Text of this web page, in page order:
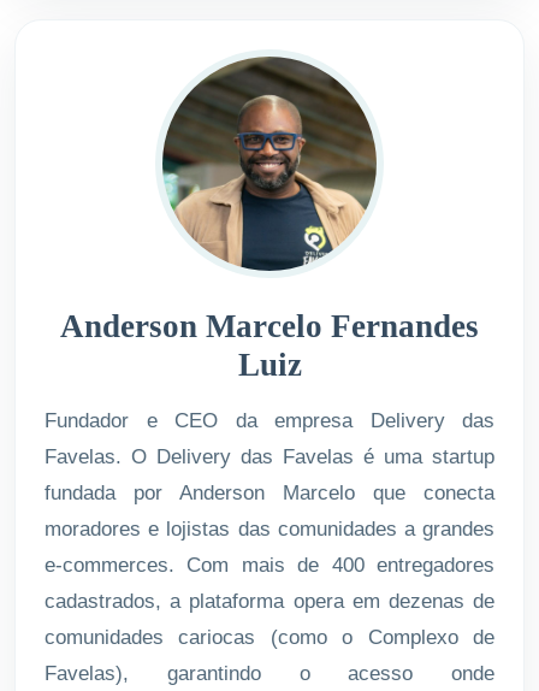
Anderson Marcelo Fernandes
Luiz
Fundador e CEO da empresa Delivery das
Favelas. O Delivery das Favelas é uma startup
fundada por Anderson Marcelo que conecta
moradores e lojistas das comunidades a grandes
e-commerces. Com mais de 400 entregadores
cadastrados, a plataforma opera em dezenas de
comunidades cariocas (como o Complexo de
Favelas), garantindo o acesso onde